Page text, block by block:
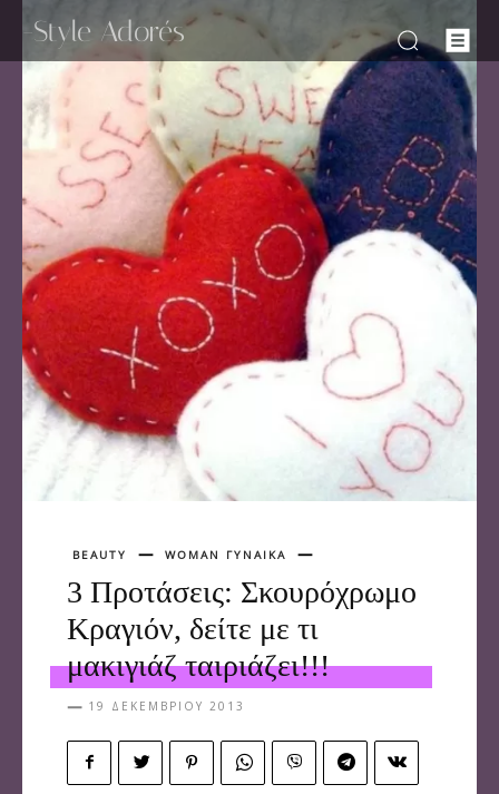
-Style Adorés
BEAUTY WOMAN ΓΥΝΑΙΚΑ
3 Προτάσεις: Σκουρόχρωμο
Κραγιόν, δείτε με τι
μακιγιάζ ταιριάζει!!!
19 ΔΕΚΕΜΒΡΊΟΥ 2013